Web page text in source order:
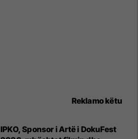
Reklamo këtu
IPKO, Sponsor i Artë i DokuFest